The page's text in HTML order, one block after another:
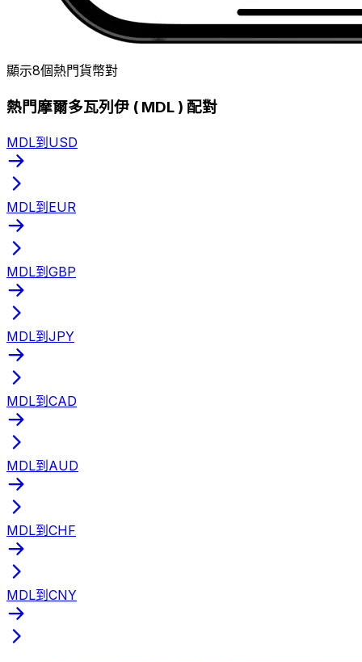
顯示8個熱門貨幣對
熱門摩爾多瓦列伊 ( MDL ) 配對
MDL到USD
MDL到EUR
MDL到GBP
MDL到JPY
MDL到CAD
MDL到AUD
MDL到CHF
MDL到CNY